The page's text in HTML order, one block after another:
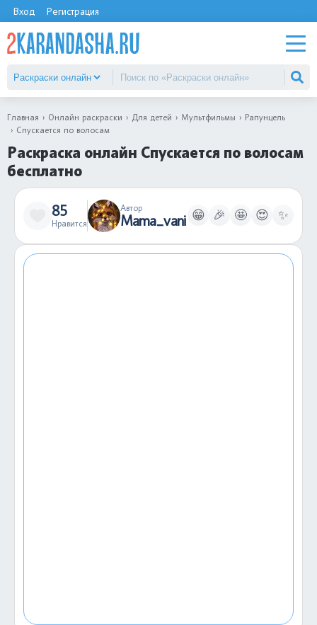
Вход Регистрация
Главная Онлайн раскраски Для детей Мультфильмы
Рапунцель
Спускается по волосам
Раскраска онлайн Спускается по волосам
бесплатно
85
Нравится
Автор
Mama_vani 😁 🎉 🤩 😍 ✨